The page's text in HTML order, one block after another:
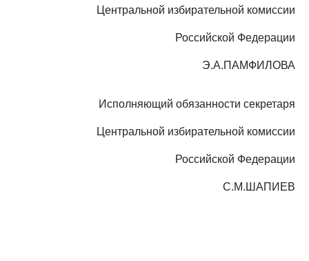
Центральной избирательной комиссии
Российской Федерации
Э.А.ПАМФИЛОВА
Исполняющий обязанности секретаря
Центральной избирательной комиссии
Российской Федерации
С.М.ШАПИЕВ